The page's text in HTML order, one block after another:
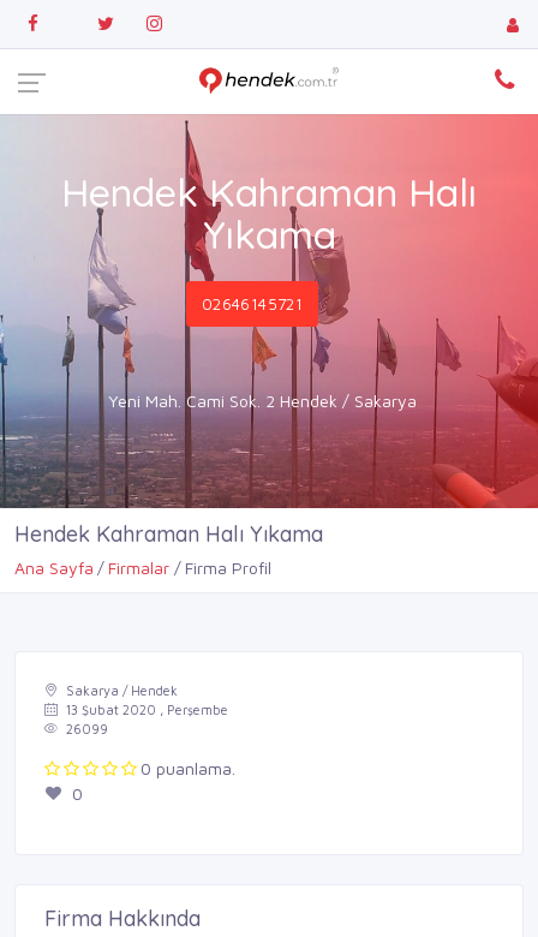
Hendek Kahraman Halı
Yıkama
02646145721
Yeni Mah. Cami Sok. 2 Hendek / Sakarya
Hendek Kahraman Halı Yıkama
Ana Sayfa Firmalar Firma Profil
Sakarya / Hendek
13 Şubat 2020 , Perşembe
26099
0 puanlama.
0
Firma Hakkında